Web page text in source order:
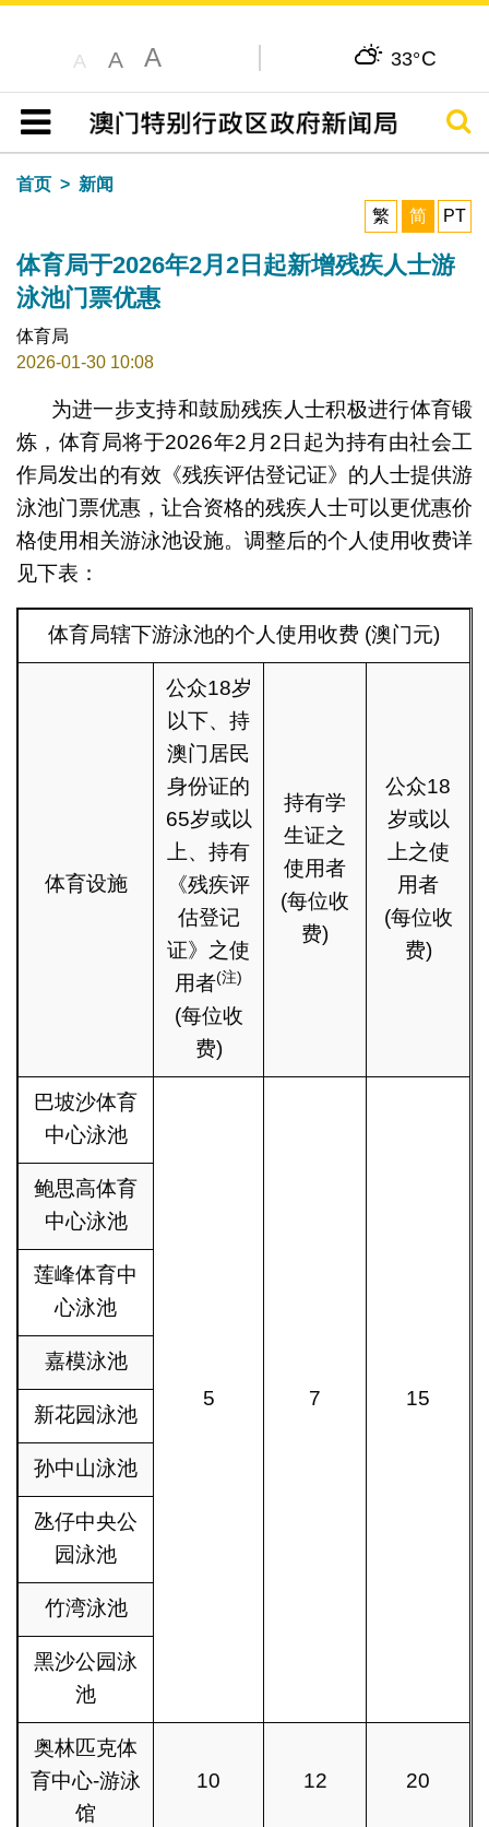
A A A 33°C
目录
搜寻
首页
新闻
繁
简 PT
体育局于2026年2月2日起新增残疾人士游
泳池门票优惠
体育局
2026-01-30 10:08
为进一步支持和鼓励残疾人士积极进行体育锻
炼，体育局将于2026年2月2日起为持有由社会工
作局发出的有效《残疾评估登记证》的人士提供游
泳池门票优惠，让合资格的残疾人士可以更优惠价
格使用相关游泳池设施。调整后的个人使用收费详
见下表：
体育局辖下游泳池的个人使用收费 (澳门元)
体育设施
公众18岁
以下、持
澳门居民
身份证的
65岁或以
上、持有
《残疾评
估登记
证》之使
用者(注)
(每位收
费)
持有学
生证之
使用者
(每位收
费)
公众18
岁或以
上之使
用者
(每位收
费)
巴坡沙体育
中心泳池
5 7 15
鲍思高体育
中心泳池
莲峰体育中
心泳池
嘉模泳池
新花园泳池
孙中山泳池
氹仔中央公
园泳池
竹湾泳池
黑沙公园泳
池
奥林匹克体
育中心-游泳
馆
10 12 20